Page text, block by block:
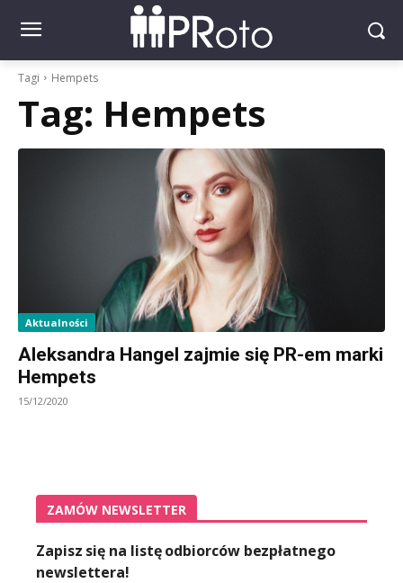
Tagi Hempets
Tag: Hempets
Aktualności
Aleksandra Hangel zajmie się PR-em marki
Hempets
15/12/2020
ZAMÓW NEWSLETTER
Zapisz się na listę odbiorców bezpłatnego
newslettera!